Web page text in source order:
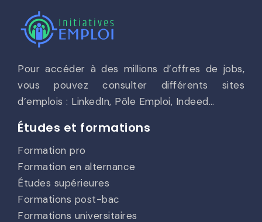
Pour accéder à des millions d’offres de jobs,
vous pouvez consulter différents sites
d’emplois : LinkedIn, Pôle Emploi, Indeed…
Études et formations
Formation pro
Formation en alternance
Études supérieures
Formations post-bac
Formations universitaires